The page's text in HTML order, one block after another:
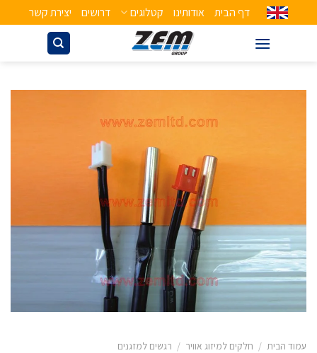
דף הבית אודותינו קטלוגים דרושים יצירת קשר
עמוד הבית / חלקים למיזוג אוויר / רגשים למזגנים